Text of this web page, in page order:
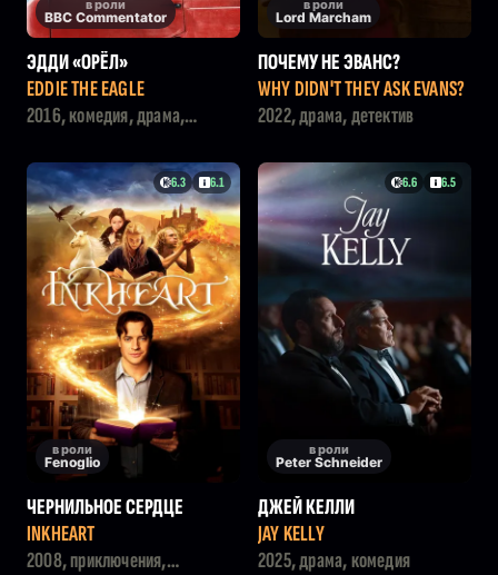
в роли
BBC Commentator
ЭДДИ «ОРЁЛ»
EDDIE THE EAGLE
2016, комедия, драма,
в роли
Lord Marcham
ПОЧЕМУ НЕ ЭВАНС?
WHY DIDN'T THEY ASK EVANS?
2022, драма, детектив
6.3 6.1
в роли
Fenoglio
ЧЕРНИЛЬНОЕ СЕРДЦЕ
INKHEART
2008, приключения,
6.6 6.5
в роли
Peter Schneider
ДЖЕЙ КЕЛЛИ
JAY KELLY
2025, драма, комедия